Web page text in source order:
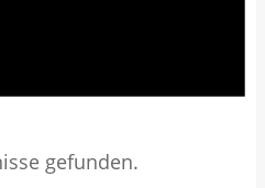
gefunden.